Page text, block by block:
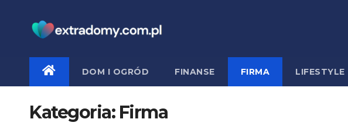
DOM I OGRÓD FINANSE FIRMA LIFESTYLE
Kategoria: Firma